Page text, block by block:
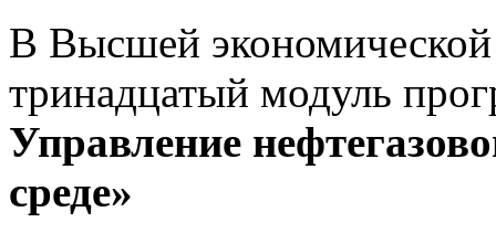
В Высшей
тринадцатый модуль
Управление
среде»